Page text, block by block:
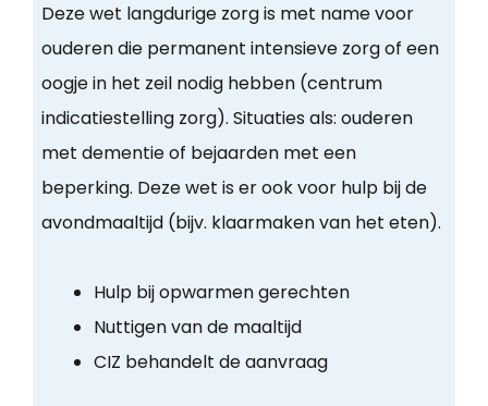
Deze wet langdurige zorg is met name voor
ouderen die permanent intensieve zorg of een
oogje in het zeil nodig hebben (centrum
indicatiestelling zorg). Situaties als: ouderen
met dementie of bejaarden met een
beperking. Deze wet is er ook voor hulp bij de
avondmaaltijd (bijv. klaarmaken van het eten).
Hulp bij opwarmen gerechten
Nuttigen van de maaltijd
CIZ behandelt de aanvraag